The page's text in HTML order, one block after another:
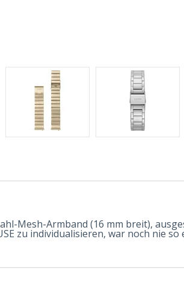
Mesh-Armband (16 mm breit),
zu individualisieren, war noch nie